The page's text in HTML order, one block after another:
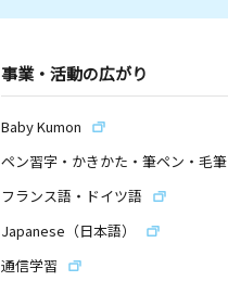
事業・活動の広がり
Baby Kumon
ペン習字・かきかた・筆ペン・毛筆
フランス語・ドイツ語
Japanese（日本語）
通信学習